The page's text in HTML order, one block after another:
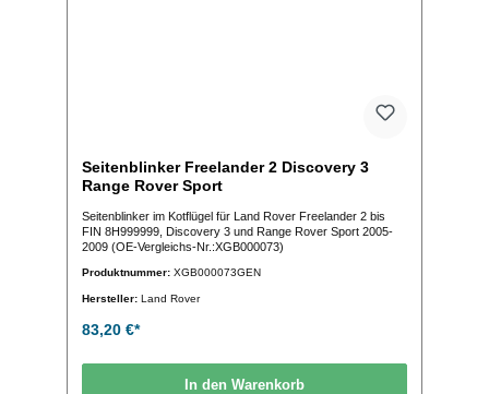
Seitenblinker Freelander 2 Discovery 3
Range Rover Sport
Seitenblinker im Kotflügel für Land Rover Freelander 2 bis
FIN 8H999999, Discovery 3 und Range Rover Sport 2005-
2009 (OE-Vergleichs-Nr.:XGB000073)
Produktnummer: XGB000073GEN
Hersteller: Land Rover
83,20 €*
In den Warenkorb